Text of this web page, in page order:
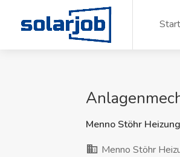
Zum Inhalt springen
Start
Menno Stöhr
Menno Stöhr